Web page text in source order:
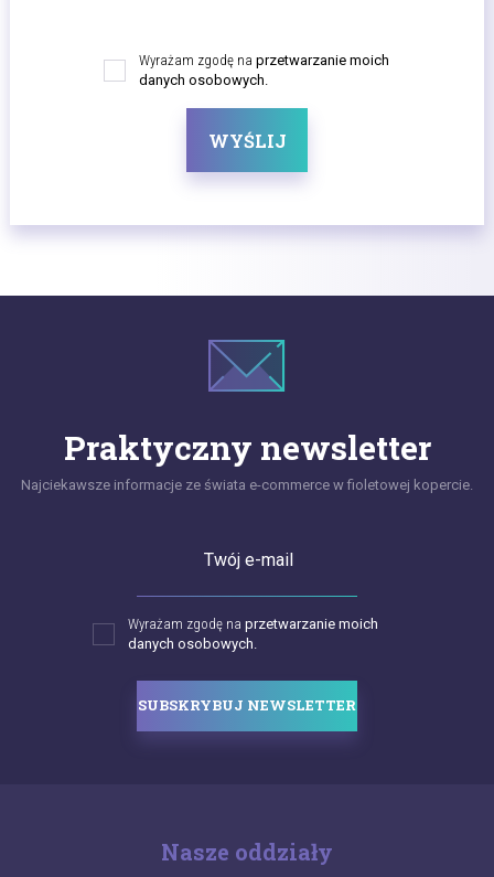
Wyrażam zgodę na przetwarzanie moich
danych osobowych.
WYŚLIJ
Praktyczny newsletter
Najciekawsze informacje ze świata e-commerce w fioletowej kopercie.
Twój e-mail
Wyrażam zgodę na przetwarzanie moich
danych osobowych.
SUBSKRYBUJ NEWSLETTER
Nasze oddziały